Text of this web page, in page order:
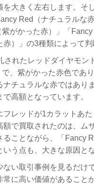
を大きく左右します。そ
Red（ナチュラルな
がかった赤）」「
赤）」の3種類によって判
されたレッドダイヤモン
、紫がかった赤色であ
ナチュラルな赤ではあり
高額となっています。
フレッドが1カラットあた
額で買取されたのは、ム
ることながら、「Fancy
いう点も、大きな原因と
ない取引事例を見るだけ
常に高い価値があること